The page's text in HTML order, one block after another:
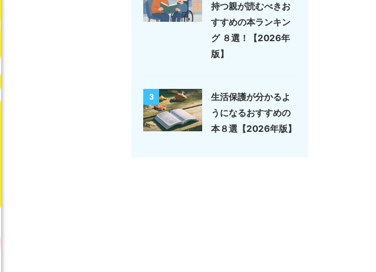
持つ親が読むべきお
すすめの本ランキン
グ ８選！【2026年
版】
3
生活保護が分かるよ
うになるおすすめの
本８選【2026年版】